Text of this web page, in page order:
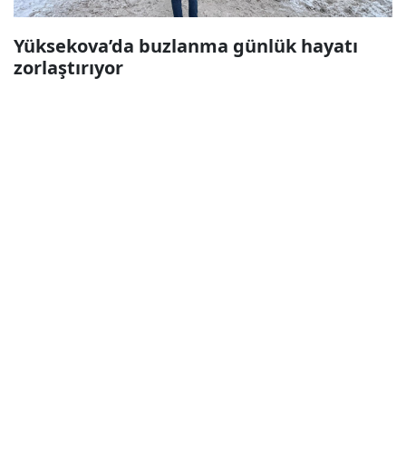
Yüksekova’da buzlanma günlük hayatı
zorlaştırıyor